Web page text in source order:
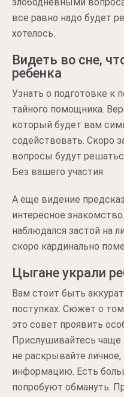
все равно надо будет
хотелось.
Видеть во сне,
ребенка
Узнать о подготовке к
тайного помощника.
который будет вам
содействовать. Скоро
вопросы будут
Без вашего участия.
А еще видение
интересное
наблюдался застой на
скоро кардинально
Цыгане украли
Вам стоит быть
поступках. Сюжет о
это совет проявить
Прислушивайтесь чаще
не раскрывайте
информацию. Есть
попробуют обмануть.